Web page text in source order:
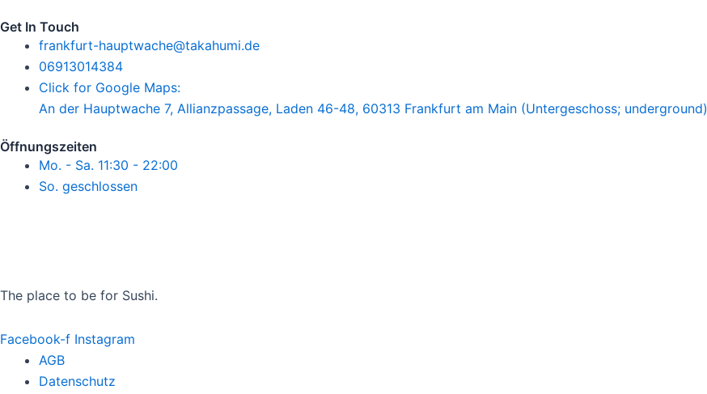
Get In Touch
frankfurt-hauptwache@takahumi.de
06913014384
Click for Google Maps:
An der Hauptwache 7, Allianzpassage, Laden 46-48, 60313 Frankfurt am Main (Untergeschoss; underground)
Öffnungszeiten
Mo. - Sa. 11:30 - 22:00
So. geschlossen
The place to be for Sushi.
Facebook-f Instagram
AGB
Datenschutz